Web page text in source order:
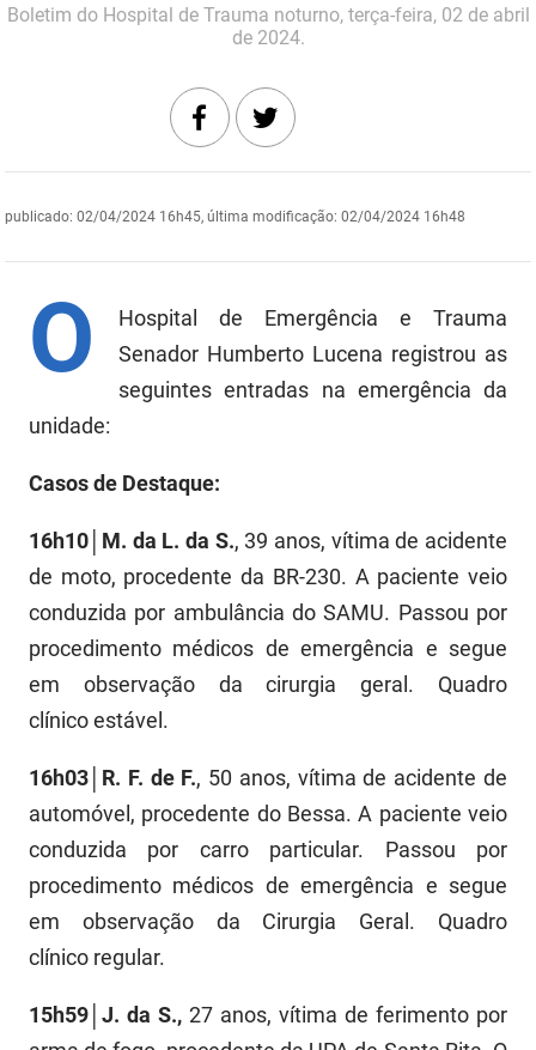
Desenvolvimento e da Articulação Municipal
Secretaria de Governo
Infraestrutura e dos Recursos Hídricos
Juventude, Esporte e Lazer
Procuradoria Geral do Estado
Saúde
Segurança e Defesa Social
Turismo e Desenvolvimento Econômico
Fapesq
Fundação Casa de José Américo
FUNESC
IMEQ
IASS
IPHAEP
JUCEP
LOTEP
publicado: 02/04/2024 16h45, última modificação: 02/04/2024 16h48
Boletim do Hospital de Trauma noturno, terça-feira, 02 de abril
de 2024.
O
Hospital de Emergência e Trauma
Senador Humberto Lucena registrou as
seguintes entradas na emergência da
unidade:
Casos de Destaque:
16h10│M. da L. da S., 39 anos, vítima de acidente
de moto, procedente da BR-230. A paciente veio
conduzida por ambulância do SAMU. Passou por
procedimento médicos de emergência e segue
em observação da cirurgia geral. Quadro
clínicoestável.
16h03│R. F. de F., 50 anos, vítima de acidente de
automóvel, procedente do Bessa. A paciente veio
conduzida por carro particular. Passou por
procedimento médicos de emergência e segue
em observação da Cirurgia Geral. Quadro
clínico regular.
15h59│J. da S., 27 anos, vítima de ferimento por